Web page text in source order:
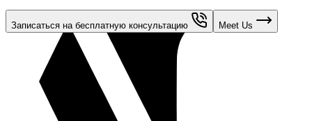
Записаться на бесплатную консультацию Meet Us